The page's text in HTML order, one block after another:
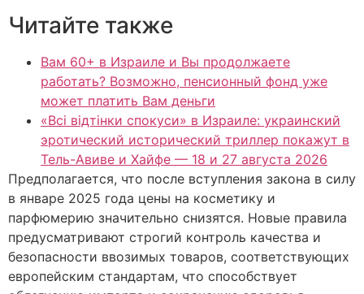
Читайте также
Вам 60+ в Израиле и Вы продолжаете
работать? Возможно, пенсионный фонд уже
может платить Вам деньги
«Всі відтінки спокуси» в Израиле: украинский
эротический исторический триллер покажут в
Тель-Авиве и Хайфе — 18 и 27 августа 2026
Предполагается, что после вступления закона в силу
в январе 2025 года цены на косметику и
парфюмерию значительно снизятся. Новые правила
предусматривают строгий контроль качества и
безопасности ввозимых товаров, соответствующих
европейским стандартам, что способствует